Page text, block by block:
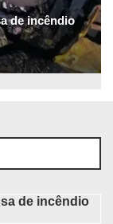
de incêndio
de incêndio